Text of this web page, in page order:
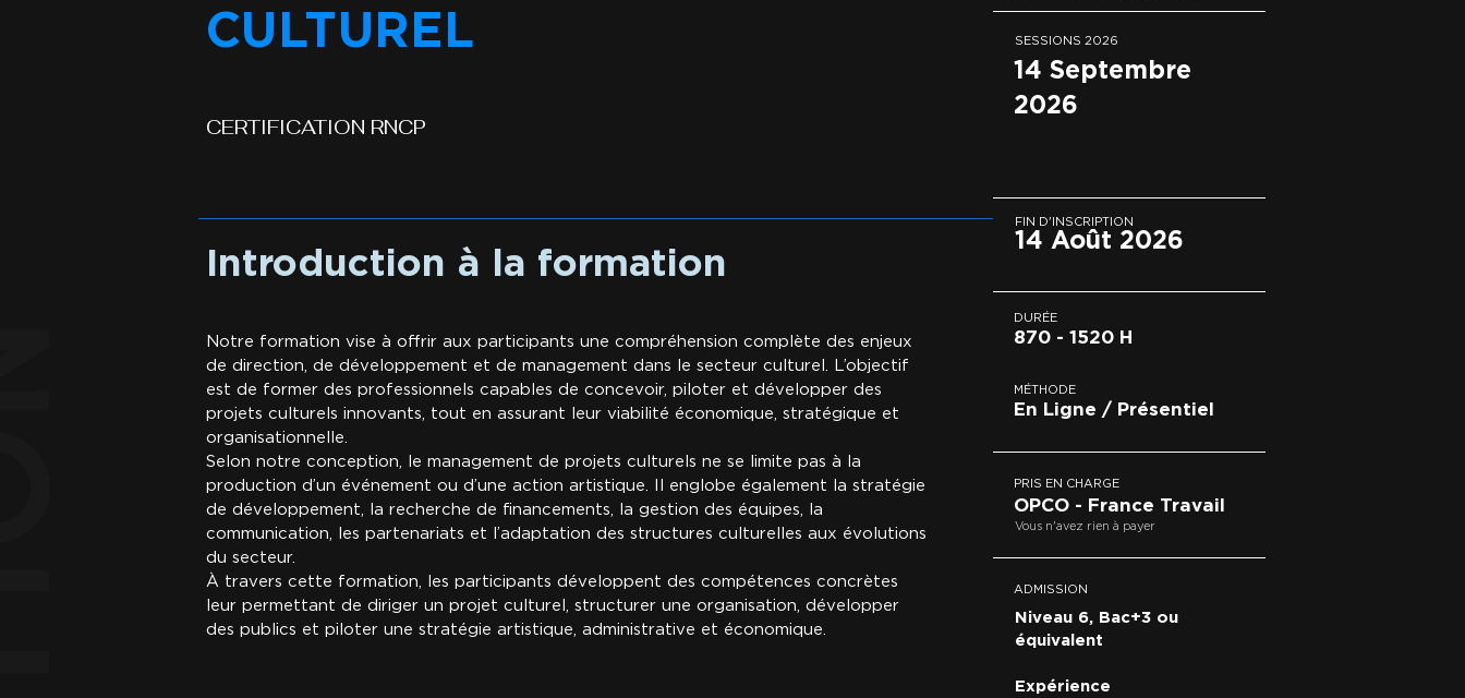
CULTUREL
CERTIFICATION RNCP
Introduction à la formation
Notre formation vise à offrir aux participants une compréhension complète des enjeux
de direction, de développement et de management dans le secteur culturel. L’objectif
est de former des professionnels capables de concevoir, piloter et développer des
projets culturels innovants, tout en assurant leur viabilité économique, stratégique et
organisationnelle.
Selon notre conception, le management de projets culturels ne se limite pas à la
production d’un événement ou d’une action artistique. Il englobe également la stratégie
de développement, la recherche de financements, la gestion des équipes, la
communication, les partenariats et l’adaptation des structures culturelles aux évolutions
du secteur.
À travers cette formation, les participants développent des compétences concrètes
leur permettant de diriger un projet culturel, structurer une organisation, développer
des publics et piloter une stratégie artistique, administrative et économique.
SESSIONS 2026
14 Septembre
2026
14 Août 2026
FIN D'INSCRIPTION
DURÉE
870 - 1520 H
MÉTHODE
En Ligne / Présentiel
PRIS EN CHARGE
OPCO - France Travail
Vous n'avez rien à payer
ADMISSION
Niveau 6, Bac+3 ou
équivalent
Expérience